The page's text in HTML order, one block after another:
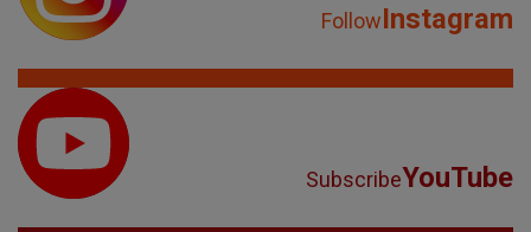
FollowInstagram
SubscribeYouTube